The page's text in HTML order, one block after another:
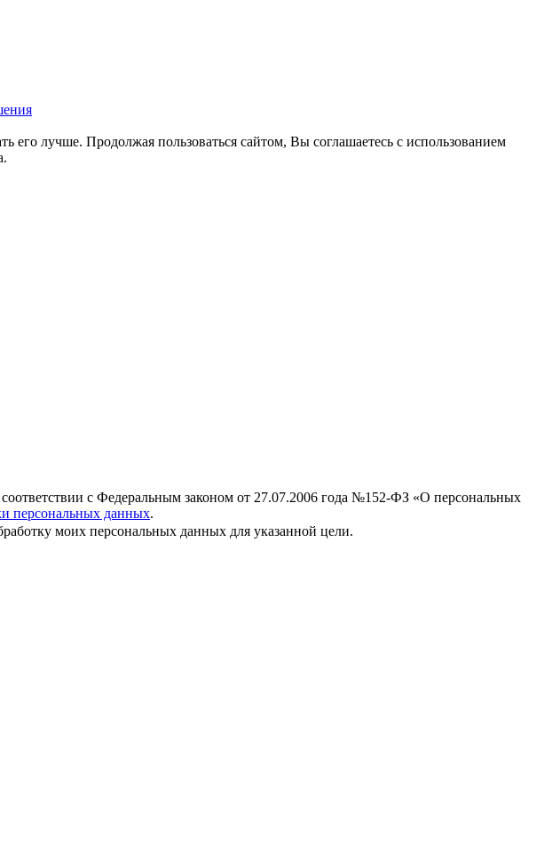
его лучше. Продолжая пользоваться сайтом, Вы соглашаетесь с использованием
с Федеральным законом от 27.07.2006 года №152-ФЗ «О персональных
персональных данных.
моих персональных данных для указанной цели.